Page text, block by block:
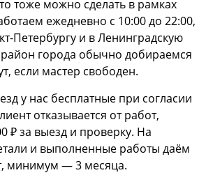
тоже можно сделать в рамках
ежедневно с 10:00 до 22:00,
Петербургу и в Ленинградскую
города обычно добираемся
если мастер свободен.
у нас бесплатные при согласии
отказывается от работ,
₽ за выезд и проверку. На
и выполненные работы даём
минимум — 3 месяца.